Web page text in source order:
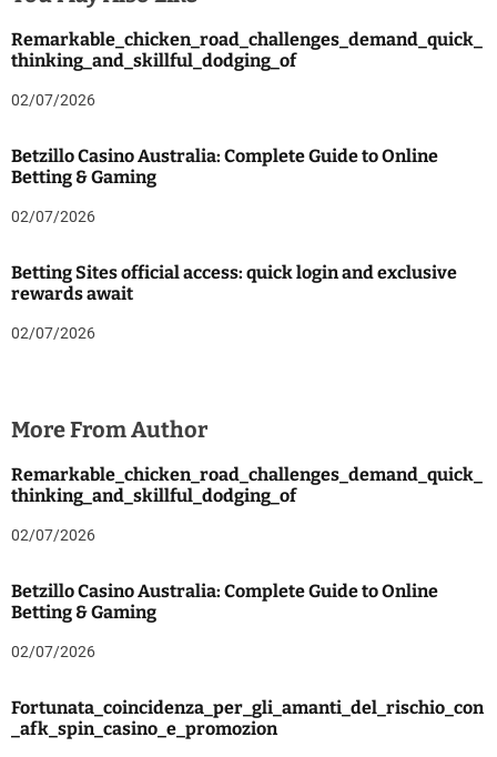
Remarkable_chicken_road_challenges_demand_quick_
thinking_and_skillful_dodging_of
02/07/2026
Betzillo Casino Australia: Complete Guide to Online
Betting & Gaming
02/07/2026
Betting Sites official access: quick login and exclusive
rewards await
02/07/2026
More From Author
Remarkable_chicken_road_challenges_demand_quick_
thinking_and_skillful_dodging_of
02/07/2026
Betzillo Casino Australia: Complete Guide to Online
Betting & Gaming
02/07/2026
Fortunata_coincidenza_per_gli_amanti_del_rischio_con
_afk_spin_casino_e_promozion